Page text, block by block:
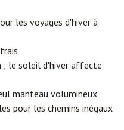
les voyages d'hiver à
; le soleil d'hiver affecte
manteau volumineux
pour les chemins inégaux